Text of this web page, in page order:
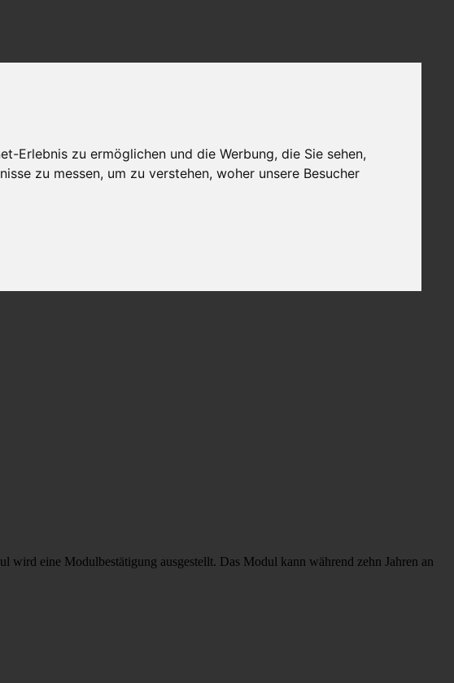
Erlebnis zu ermöglichen und die Werbung, die Sie sehen,
zu messen, um zu verstehen, woher unsere Besucher
eine Modulbestätigung ausgestellt. Das Modul kann während zehn Jahren an